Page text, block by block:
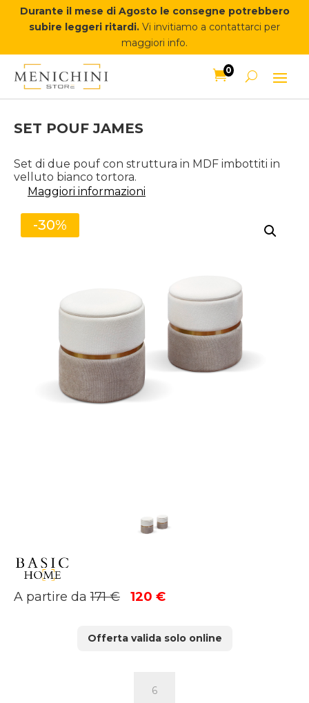
Durante il mese di Agosto le consegne potrebbero
subire leggeri ritardi. Vi invitiamo a contattarci per
maggiori info.
0
SET POUF JAMES
Set di due pouf con struttura in MDF imbottiti in
velluto bianco tortora.
Maggiori informazioni
-30%
A partire da171€
Il
era:
120 €Il
è:
Offerta valida solo online
POUF